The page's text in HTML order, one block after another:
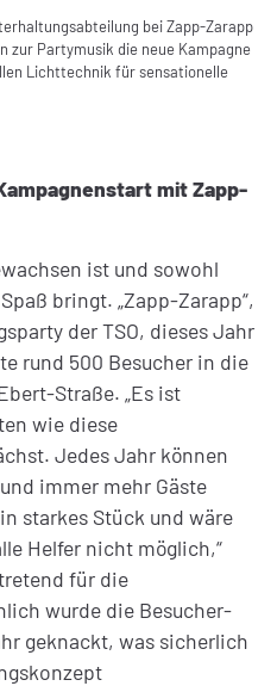
bei Zapp-Zarapp
zur Partymusik die neue Kampagne
Lichttechnik für sensationelle
mit Zapp-
ist und sowohl
bringt. „Zapp-Zarapp“,
der TSO, dieses Jahr
rund 500 Besucher in die
Straße. „Es ist
wie diese
Jedes Jahr können
immer mehr Gäste
starkes Stück und wäre
Helfer nicht möglich,“
für die
wurde die Besucher-
geknackt, was sicherlich